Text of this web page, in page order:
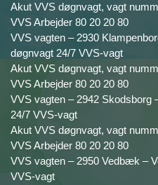
Akut VVS døgnvagt, vagt
VVS Arbejder 80 20 20 80
VVS vagten – 2930
døgnvagt 24/7 VVS-vagt
Akut VVS døgnvagt, vagt
VVS Arbejder 80 20 20 80
VVS vagten – 2942 Skodsborg
24/7 VVS-vagt
Akut VVS døgnvagt, vagt
VVS Arbejder 80 20 20 80
VVS vagten – 2950 Vedbæk –
VVS-vagt